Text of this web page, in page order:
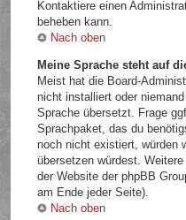
Kontaktiere einen
beheben kann.
Nach oben
Meine Sprache steht auf
Meist hat die Board-
nicht installiert oder
Sprache übersetzt. Frage
Sprachpaket, das du
noch nicht existiert, würden
übersetzen würdest.
der Website der phpBB
am Ende jeder Seite).
Nach oben